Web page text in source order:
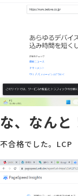
な、なんと
不合格でした。LCP